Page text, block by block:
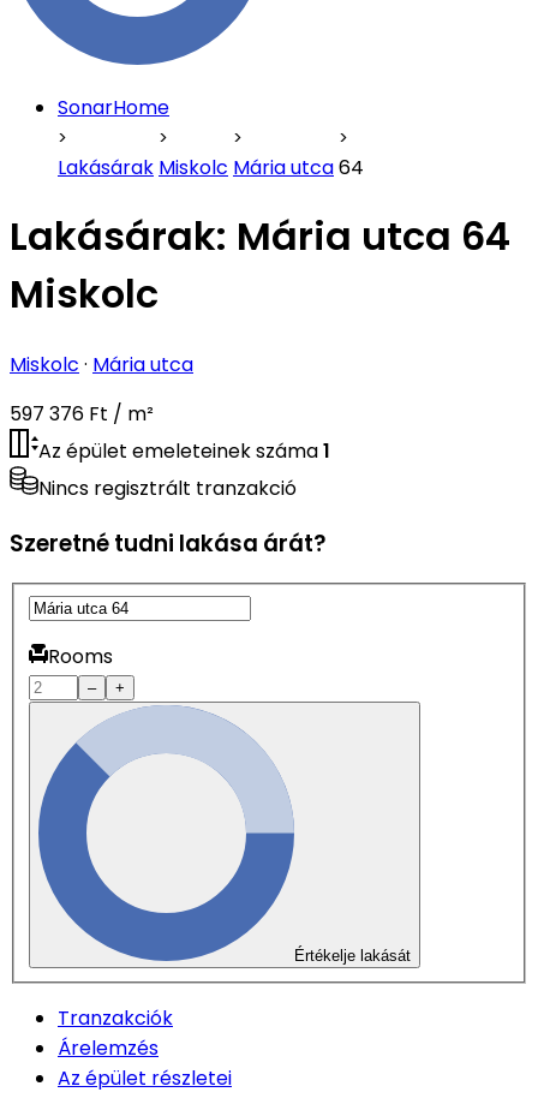
SonarHome
Lakásárak Miskolc Mária utca64
Lakásárak: Mária utca 64
Miskolc
Miskolc · Mária utca
597 376 Ft / m²
Az épület emeleteinek száma1
Nincs regisztrált tranzakció
Szeretné tudni lakása árát?
Rooms
– +
Értékelje lakását
Tranzakciók
Árelemzés
Az épület részletei